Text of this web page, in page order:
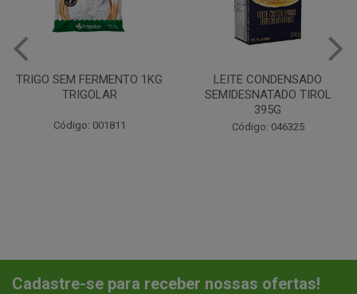
LEITE CONDENSADO
SEMIDESNATADO TIROL
Código: 046325
CHANTILINHO EM PO 400G
MIX
Código: 037442
Cadastre-se para receber nossas ofertas!